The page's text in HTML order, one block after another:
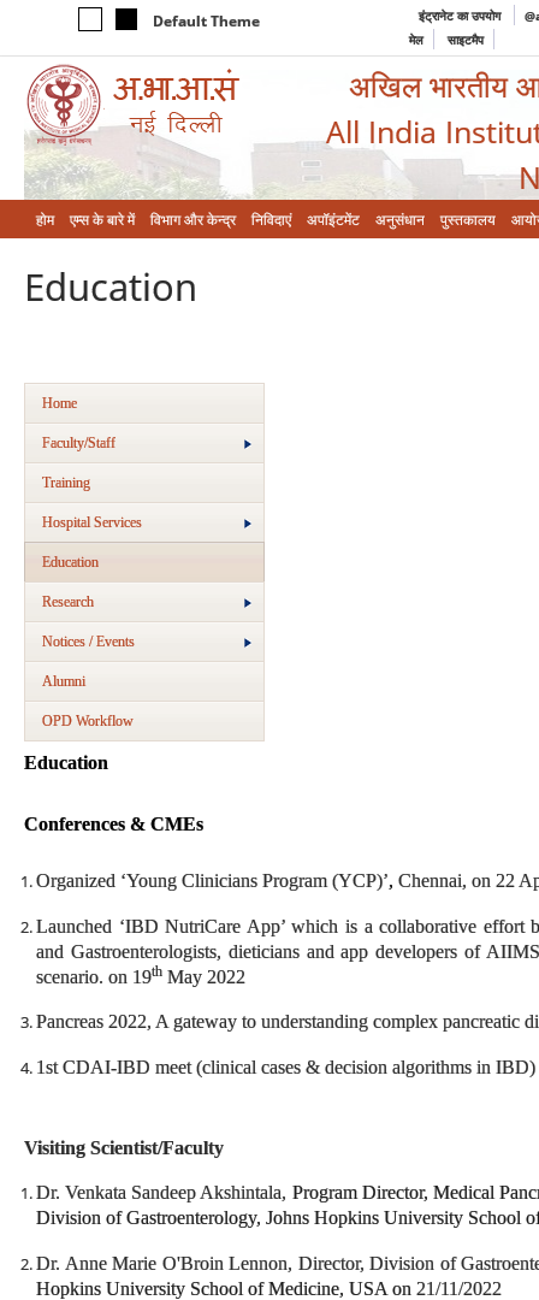
Default Theme इंट्रानेट का उपयोग
मेल
साइटमैप
अखिल भारतीय
All India
होम एम्‍स के बारे में विभाग और केन्‍द्र निविदाएं अपॉइंटमेंट अनुसंधान पुस्तकालय
Education
Home
Faculty/Staff
Training
Hospital Services
Education
Research
Notices / Events
Alumni
OPD Workflow
Education
Conferences & CMEs
Organized ‘Young Clinicians Program (YCP)’, Chennai, on 22
Launched ‘IBD NutriCare App’ which is a collaborative
and Gastroenterologists, dieticians and app developers of
scenario. on 19th May 2022
Pancreas 2022, A gateway to understanding complex pancreatic
1st CDAI-IBD meet (clinical cases & decision algorithms in
Visiting Scientist/Faculty
Dr. Venkata Sandeep Akshintala, Program Director, Medical
Division of Gastroenterology, Johns Hopkins University School
Dr. Anne Marie O'Broin Lennon, Director, Division of
Hopkins University School of Medicine, USA on 21/11/2022